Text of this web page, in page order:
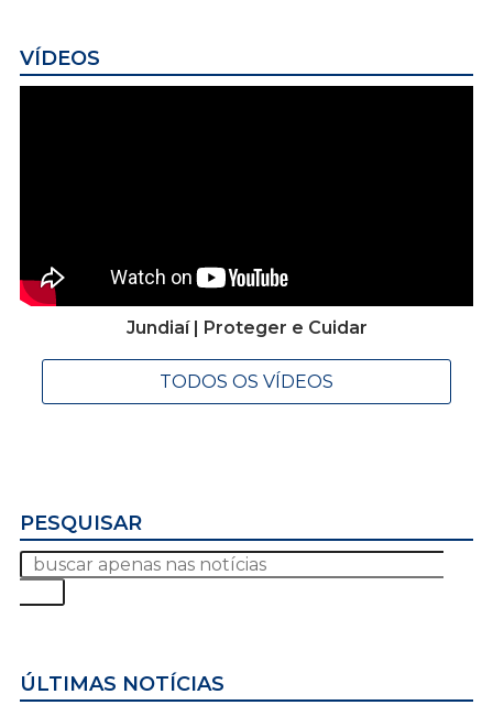
VÍDEOS
Jundiaí | Proteger e Cuidar
TODOS OS VÍDEOS
PESQUISAR
ÚLTIMAS NOTÍCIAS